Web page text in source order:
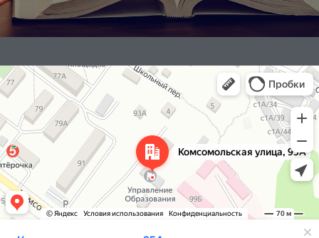
Яндекс Карты
Комсомольская улица, 95А — Яндекс Карты